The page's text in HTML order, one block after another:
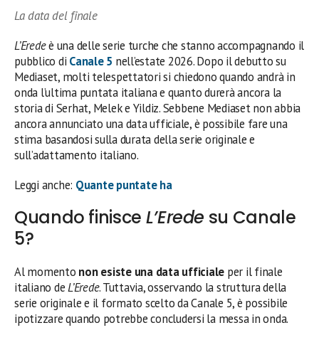
La data del finale
L’Eredeè una delle serie turche che stanno accompagnando il
pubblico di Canale 5 nell’estate 2026. Dopo il debutto su
Mediaset, molti telespettatori si chiedono quando andrà in
onda l’ultima puntata italiana e quanto durerà ancora la
storia di Serhat, Melek e Yildiz. Sebbene Mediaset non abbia
ancora annunciato una data ufficiale, è possibile fare una
stima basandosi sulla durata della serie originale e
sull’adattamento italiano.
Leggi anche: Quante puntate ha
Quando finisce L’Erede su Canale
5?
Al momento non esiste una data ufficiale per il finale
italiano deL’Erede. Tuttavia, osservando la struttura della
serie originale e il formato scelto da Canale 5, è possibile
ipotizzare quando potrebbe concludersi la messa in onda.